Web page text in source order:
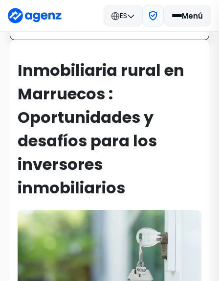
ES Menú
Compartir en
Inmobiliaria rural en
Marruecos :
Oportunidades y
desafíos para los
inversores
inmobiliarios